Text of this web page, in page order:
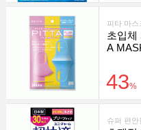
피타 마스
초입체
A
43%
슈퍼 편